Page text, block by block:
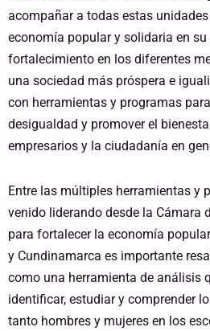
acompañar a todas estas
economía popular y solidaria en
fortalecimiento en los diferentes
una sociedad más próspera e
con herramientas y programas
desigualdad y promover el
empresarios y la ciudadanía en
Entre las múltiples herramientas y
venido liderando desde la Cámara
para fortalecer la economía
y Cundinamarca es importante
como una herramienta de análisis
identificar, estudiar y comprender
tanto hombres y mujeres en los